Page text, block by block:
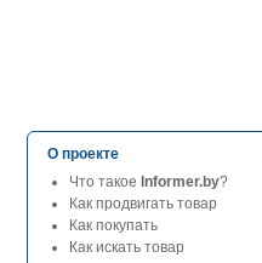
О проекте
Что такое Informer.by?
Как продвигать товар
Как покупать
Как искать товар